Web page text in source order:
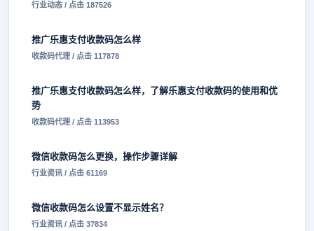
行业动态 / 点击 187526
推广乐惠支付收款码怎么样
收款码代理 / 点击 117878
推广乐惠支付收款码怎么样，了解乐惠支付收款码的使用和优
势
收款码代理 / 点击 113953
微信收款码怎么更换，操作步骤详解
行业资讯 / 点击 61169
微信收款码怎么设置不显示姓名？
行业资讯 / 点击 37834